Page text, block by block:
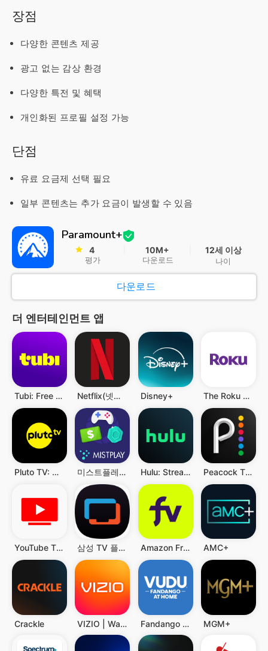
장점
다양한 콘텐츠 제공
광고 없는 감상 환경
다양한 특전 및 혜택
개인화된 프로필 설정 가능
단점
유료 요금제 선택 필요
일부 콘텐츠는 추가 요금이 발생할 수 있음
Paramount+
4
평가
10M+
다운로드
12세 이상
나이
다운로드
더 엔터테인먼트 앱
Tubi: Free Movies & Live TV Netflix(넷플릭스) Disney+ The Roku App (Official)
Pluto TV: Watch Free Movies/TV 미스트플레이 – 게임 플레이하고 리워드까지 받으세요 Hulu: Stream TV shows & movies Peacock TV: Stream TV & Movies
YouTube TV: Live TV & more 삼성 TV 플러스 Amazon Freevee: Free Movies/TV AMC+
Crackle VIZIO | WatchFree+ Fandango at Home MGM+